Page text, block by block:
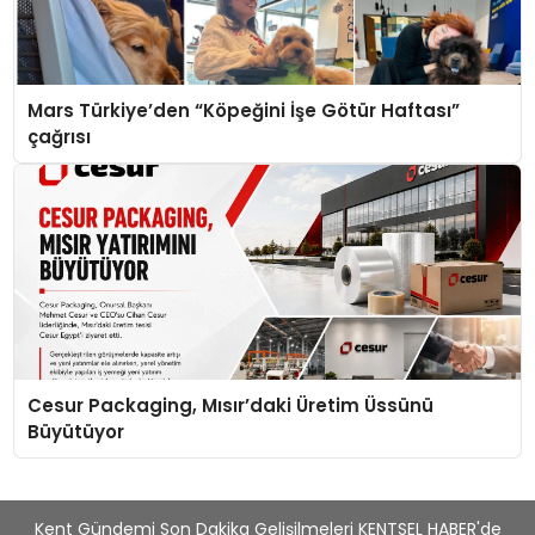
Mars Türkiye’den “Köpeğini İşe Götür Haftası”
çağrısı
Cesur Packaging, Mısır’daki Üretim Üssünü
Büyütüyor
Kent Gündemi Son Dakika Gelişilmeleri KENTSEL HABER'de